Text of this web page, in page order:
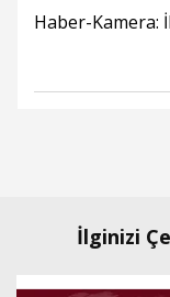
Haber-Kamera:
İlginizi